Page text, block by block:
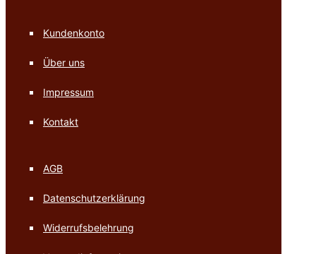
Kundenkonto
Über uns
Impressum
Kontakt
AGB
Datenschutzerklärung
Widerrufsbelehrung